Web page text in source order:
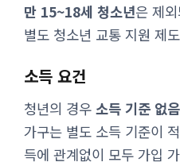
만 15~18세 청소년은 제
별도 청소년 교통 지원 제
소득 요건
청년의 경우 소득 기준 없음
가구는 별도 소득 기준이
득에 관계없이 모두 가입